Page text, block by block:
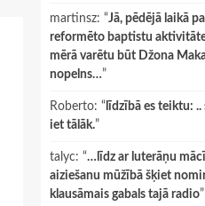
martinsz: “Jā, pēdējā laikā
reformēto baptistu
mērā varētu būt Džona
nopelns…”
Roberto: “ līdzībā es teiktu:
iet tālāk.”
talyc: “…līdz ar luterāņu
aiziešanu mūžībā šķiet
klausāmais gabals tajā radio”